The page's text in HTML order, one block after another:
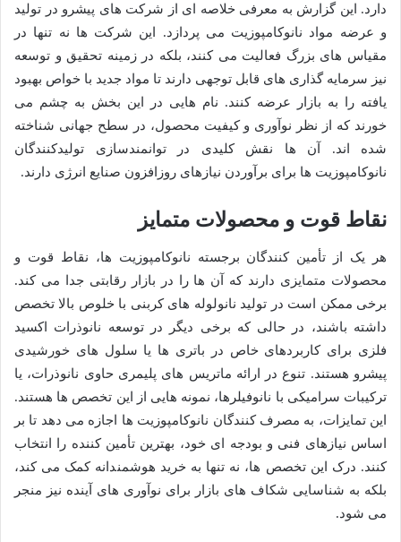
دارد. این گزارش به معرفی خلاصه ای از شرکت های پیشرو در تولید
و عرضه مواد نانوکامپوزیت می پردازد. این شرکت ها نه تنها در
مقیاس های بزرگ فعالیت می کنند، بلکه در زمینه تحقیق و توسعه
نیز سرمایه گذاری های قابل توجهی دارند تا مواد جدید با خواص بهبود
یافته را به بازار عرضه کنند. نام هایی در این بخش به چشم می
خورند که از نظر نوآوری و کیفیت محصول، در سطح جهانی شناخته
شده اند. آن ها نقش کلیدی در توانمندسازی تولیدکنندگان
نانوکامپوزیت ها برای برآوردن نیازهای روزافزون صنایع انرژی دارند.
نقاط قوت و محصولات متمایز
هر یک از تأمین کنندگان برجسته نانوکامپوزیت ها، نقاط قوت و
محصولات متمایزی دارند که آن ها را در بازار رقابتی جدا می کند.
برخی ممکن است در تولید نانولوله های کربنی با خلوص بالا تخصص
داشته باشند، در حالی که برخی دیگر در توسعه نانوذرات اکسید
فلزی برای کاربردهای خاص در باتری ها یا سلول های خورشیدی
پیشرو هستند. تنوع در ارائه ماتریس های پلیمری حاوی نانوذرات، یا
ترکیبات سرامیکی با نانوفیلرها، نمونه هایی از این تخصص ها هستند.
این تمایزات، به مصرف کنندگان نانوکامپوزیت ها اجازه می دهد تا بر
اساس نیازهای فنی و بودجه ای خود، بهترین تأمین کننده را انتخاب
کنند. درک این تخصص ها، نه تنها به خرید هوشمندانه کمک می کند،
بلکه به شناسایی شکاف های بازار برای نوآوری های آینده نیز منجر
می شود.